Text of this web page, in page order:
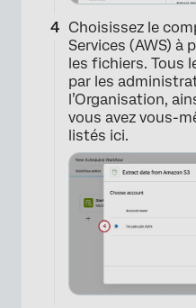
Choisissez le
Services (AWS) à
les fichiers. Tous
par les
l’Organisation,
vous avez vous-
listés ici.